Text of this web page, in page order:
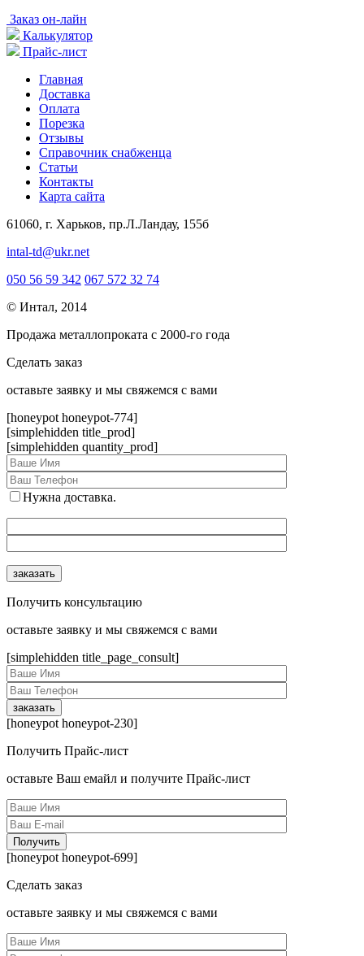
Заказ он-лайн
Калькулятор
Прайс-лист
Главная
Доставка
Оплата
Порезка
Отзывы
Справочник снабженца
Статьи
Контакты
Карта сайта
61060, г. Харьков, пр.Л.Ландау, 155б
intal-td@ukr.net
050 56 59 342 067 572 32 74
© Интал, 2014
Продажа металлопроката с 2000-го года
Сделать заказ
оcтавьте заявку и мы свяжемся с вами
[honeypot honeypot-774]
[simplehidden title_prod]
[simplehidden quantity_prod]
Нужна доставка.
Получить консультацию
оcтавьте заявку и мы свяжемся с вами
[simplehidden title_page_consult]
[honeypot honeypot-230]
Получить Прайс-лист
оcтавьте Ваш емайл и получите Прайс-лист
[honeypot honeypot-699]
Сделать заказ
оcтавьте заявку и мы свяжемся с вами